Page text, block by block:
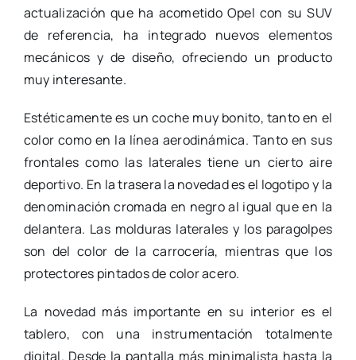
actualización que ha acometido Opel con su SUV
de referencia, ha integrado nuevos elementos
mecánicos y de diseño, ofreciendo un producto
muy interesante.
Estéticamente es un coche muy bonito, tanto en el
color como en la línea aerodinámica. Tanto en sus
frontales como las laterales tiene un cierto aire
deportivo. En la trasera la novedad es el logotipo y la
denominación cromada en negro al igual que en la
delantera. Las molduras laterales y los paragolpes
son del color de la carrocería, mientras que los
protectores pintados de color acero.
La novedad más importante en su interior es el
tablero, con una instrumentación totalmente
digital. Desde la pantalla más minimalista hasta la